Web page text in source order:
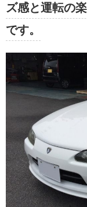
ズ感と運転の
です。